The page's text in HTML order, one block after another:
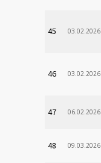
45 03.02.2026
46 03.02.2026
47 06.02.2026
48 09.03.2026